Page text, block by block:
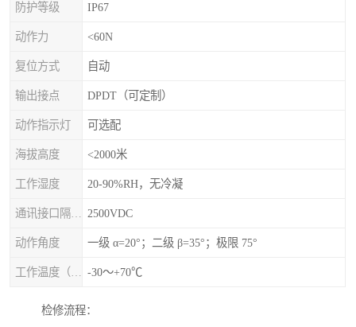
防护等级 IP67
动作力 <60N
复位方式 自动
输出接点 DPDT（可定制）
动作指示灯 可选配
海拔高度 <2000米
工作湿度 20-90%RH，无冷凝
2500VDC
动作角度 一级 α=20°；二级 β=35°；极限 75°
-30～+70℃
检修流程：